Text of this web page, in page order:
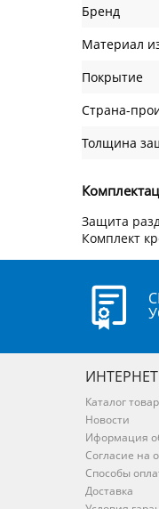
Бренд
Материал
Покрытие
Страна-
Толщина
Защита
Комплект
Каталог
Новости
Иформация
Согласие на
Способы
Доставка